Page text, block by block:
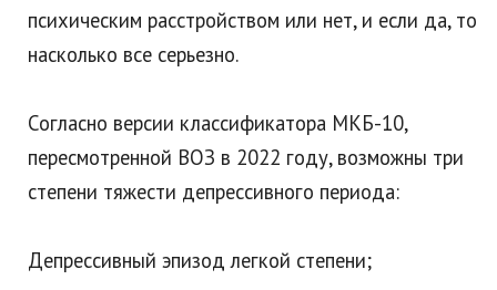
психическим расстройством или нет, и если да, то
насколько все серьезно.
Согласно версии классификатора МКБ-10,
пересмотренной ВОЗ в 2022 году, возможны три
степени тяжести депрессивного периода:
Депрессивный эпизод легкой степени;